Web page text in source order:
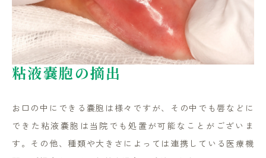
粘液嚢胞の摘出
お口の中にできる嚢胞は様々ですが、その中でも唇などに
できた粘液嚢胞は当院でも処置が可能なことがございま
す。その他、種類や大きさによっては連携している医療機